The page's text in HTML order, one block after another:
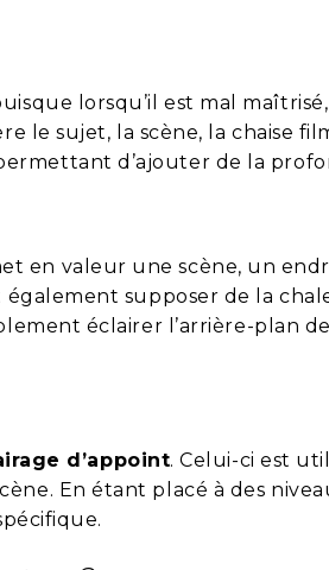
lorsqu’il est mal
le sujet, la scène, la chaise
d’ajouter de la
en valeur une scène, un
supposer de la
éclairer l’arrière-plan
d’appoint. Celui-ci est
En étant placé à des